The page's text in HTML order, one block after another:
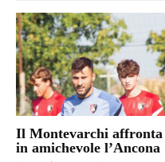
Il Montevarchi affronta
in amichevole l’Ancona